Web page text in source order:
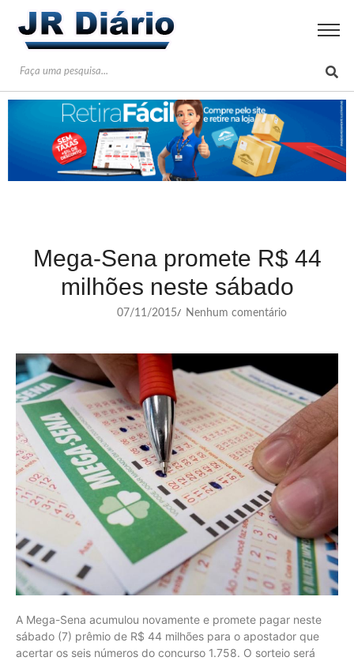
Mega-Sena promete R$ 44
milhões neste sábado
07/11/2015/ Nenhum comentário
A Mega-Sena acumulou novamente e promete pagar neste
sábado (7) prêmio de R$ 44 milhões para o apostador que
acertar os seis números do concurso 1.758. O sorteio será